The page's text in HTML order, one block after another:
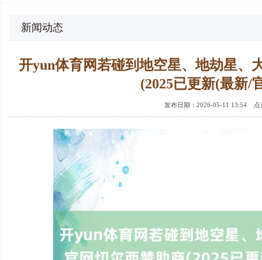
新闻动态
开yun体育网若碰到地空星、地劫星、
(2025已更新(最新/
发布日期：2026-05-11 13:54 点